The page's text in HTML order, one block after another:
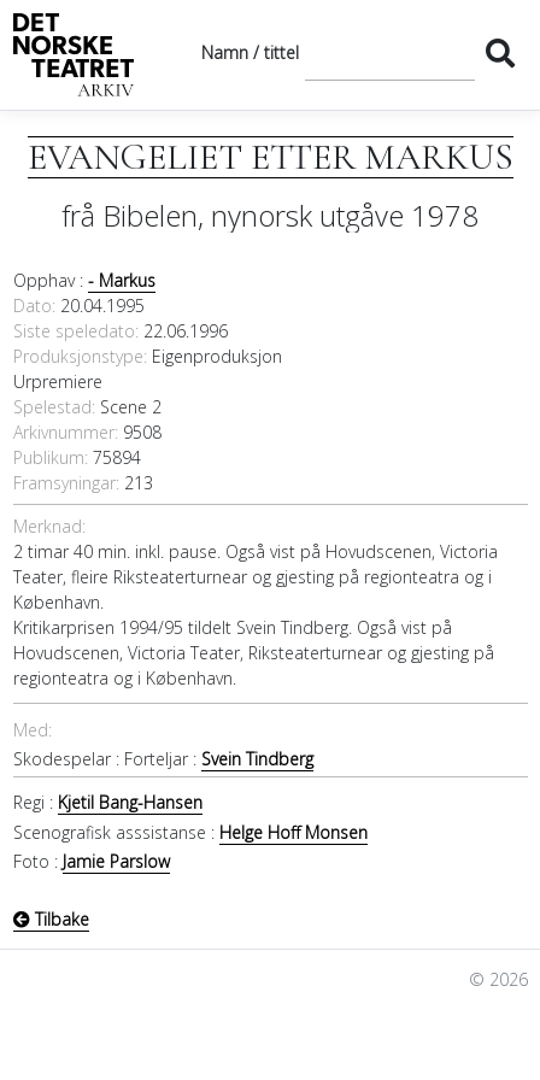
Namn / tittel
EVANGELIET ETTER MARKUS
frå Bibelen, nynorsk utgåve 1978
Opphav : - Markus
Dato 20.04.1995
Siste speledato 22.06.1996
Produksjonstype: Eigenproduksjon
Urpremiere
Spelestad: Scene 2
Arkivnummer: 9508
Publikum: 75894
Framsyningar: 213
Merknad:
2 timar 40 min. inkl. pause. Også vist på Hovudscenen, Victoria
Teater, fleire Riksteaterturnear og gjesting på regionteatra og i
København.
Kritikarprisen 1994/95 tildelt Svein Tindberg. Også vist på
Hovudscenen, Victoria Teater, Riksteaterturnear og gjesting på
regionteatra og i København.
Med:
Skodespelar : Forteljar : Svein Tindberg
Regi : Kjetil Bang-Hansen
Scenografisk asssistanse : Helge Hoff Monsen
Foto : Jamie Parslow
Tilbake
© 2026